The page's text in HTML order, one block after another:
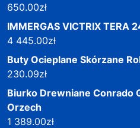
650.00zł
IMMERGAS VICTRIX TERA
4 445.00zł
Buty Ocieplane Skórzane
230.09zł
Biurko Drewniane Conrado
Orzech
1 389.00zł